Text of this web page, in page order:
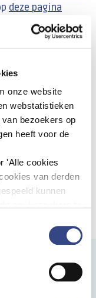
onze website
webstatistieken
bezoekers op
heeft voor de
'Alle cookies
van derden
kunnen
zijn voor de
nieuws van
deze pagina
het document